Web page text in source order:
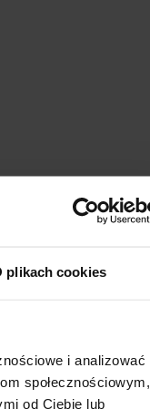
plikach cookies
i analizować
społecznościowym,
od Ciebie lub
z M10-